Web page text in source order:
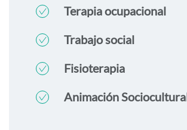
Terapia ocupacional
Trabajo social
Fisioterapia
Animación